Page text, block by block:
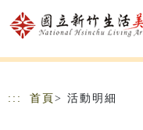
跳到主要內容
網站導覽
::: 首頁 > 活動明細